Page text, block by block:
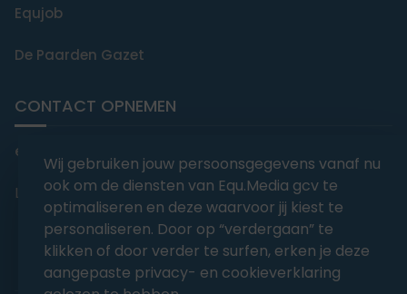
Equjob
De Paarden Gazet
CONTACT OPNEMEN
editorial@equmedia.be
Langendamdreef 22 9880 Aalter België
Wij gebruiken jouw persoonsgegevens vanaf nu
ook om de diensten van Equ.Media gcv te
optimaliseren en deze waarvoor jij kiest te
personaliseren. Door op “verdergaan” te
klikken of door verder te surfen, erken je deze
aangepaste privacy- en cookieverklaring